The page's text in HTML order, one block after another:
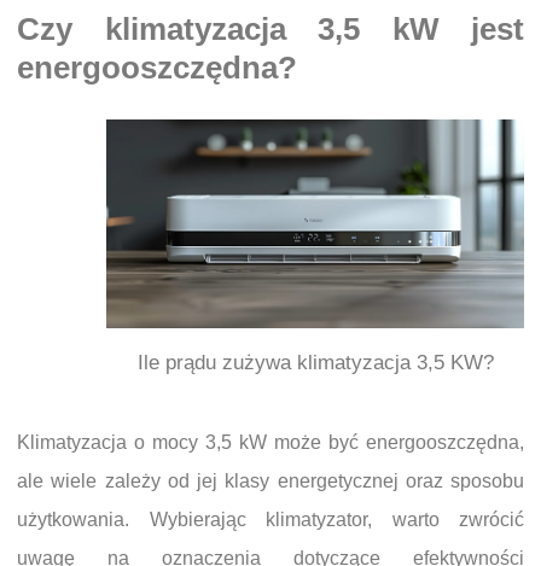
Czy klimatyzacja 3,5 kW jest
energooszczędna?
Ile prądu zużywa klimatyzacja 3,5 KW?
Klimatyzacja o mocy 3,5 kW może być energooszczędna,
ale wiele zależy od jej klasy energetycznej oraz sposobu
użytkowania. Wybierając klimatyzator, warto zwrócić
uwagę na oznaczenia dotyczące efektywności